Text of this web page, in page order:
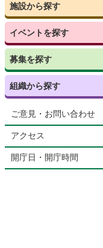
施設から探す
イベントを探す
募集を探す
組織から探す
ご意見・お問い合わせ
アクセス
開庁日・開庁時間